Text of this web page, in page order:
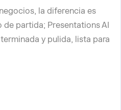
la diferencia es
de partida; Presentations AI
y pulida, lista para